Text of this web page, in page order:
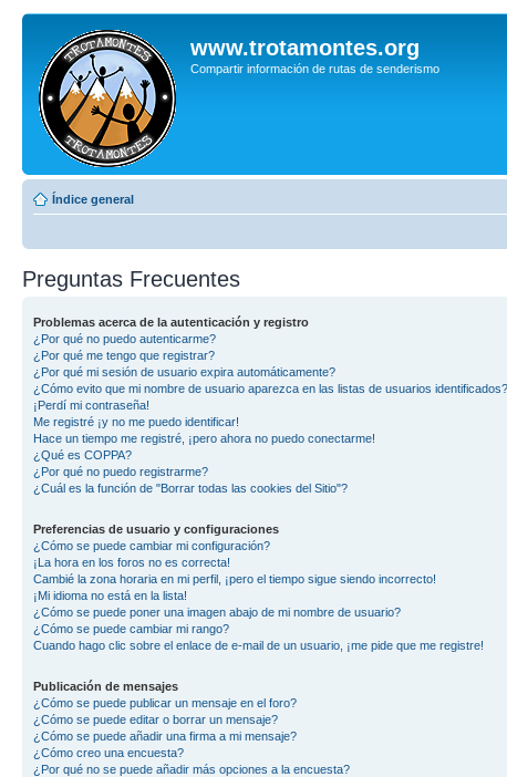
www.trotamontes.org
Compartir información de rutas de senderismo
Índice general
Preguntas Frecuentes
Problemas acerca de la autenticación y registro
¿Por qué no puedo autenticarme?
¿Por qué me tengo que registrar?
¿Por qué mi sesión de usuario expira automáticamente?
¿Cómo evito que mi nombre de usuario aparezca en las listas de usuarios identificados?
¡Perdí mi contraseña!
Me registré ¡y no me puedo identificar!
Hace un tiempo me registré, ¡pero ahora no puedo conectarme!
¿Qué es COPPA?
¿Por qué no puedo registrarme?
¿Cuál es la función de "Borrar todas las cookies del Sitio"?
Preferencias de usuario y configuraciones
¿Cómo se puede cambiar mi configuración?
¡La hora en los foros no es correcta!
Cambié la zona horaria en mi perfil, ¡pero el tiempo sigue siendo incorrecto!
¡Mi idioma no está en la lista!
¿Cómo se puede poner una imagen abajo de mi nombre de usuario?
¿Cómo se puede cambiar mi rango?
Cuando hago clic sobre el enlace de e-mail de un usuario, ¡me pide que me registre!
Publicación de mensajes
¿Cómo se puede publicar un mensaje en el foro?
¿Cómo se puede editar o borrar un mensaje?
¿Cómo se puede añadir una firma a mi mensaje?
¿Cómo creo una encuesta?
¿Por qué no se puede añadir más opciones a la encuesta?